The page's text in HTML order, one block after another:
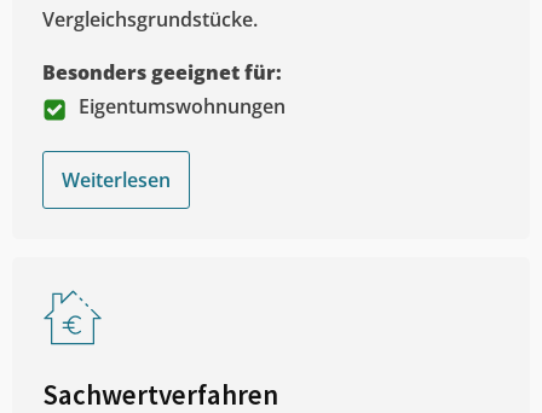
Vergleichsgrundstücke.
Besonders geeignet für:
Eigentumswohnungen
Weiterlesen
Sachwertverfahren